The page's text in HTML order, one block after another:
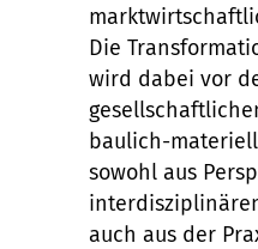
Die
wird dabei vor
baulich-
sowohl aus
auch aus der